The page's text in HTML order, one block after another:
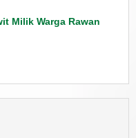
Milik Warga Rawan